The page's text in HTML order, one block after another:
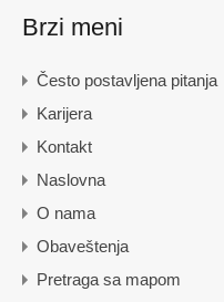
Brzi meni
Često postavljena pitanja
Karijera
Kontakt
Naslovna
O nama
Obaveštenja
Pretraga sa mapom